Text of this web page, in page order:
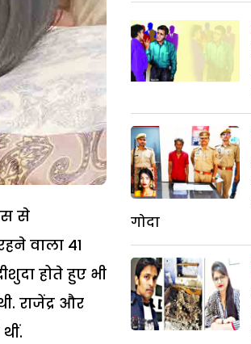
से
वाला 41
होते हुए भी
राजेंद्र और
गोदा